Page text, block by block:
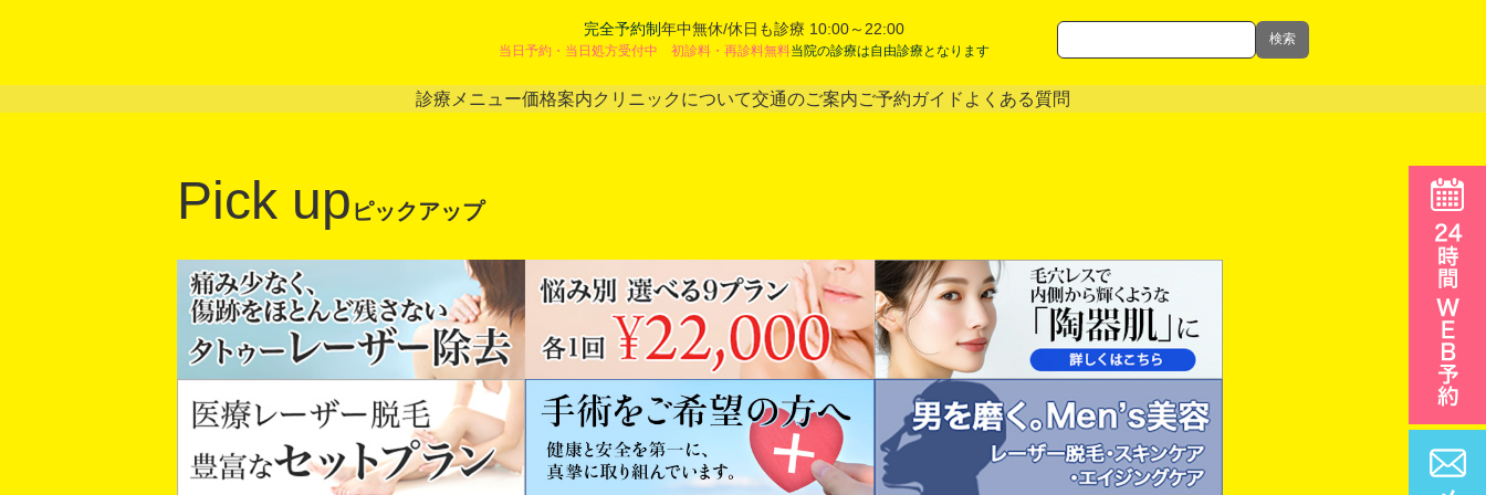
完全予約制年中無休/休日も診療 10:00～22:00
当日予約・当日処方受付中 初診料・再診料無料当院の診療は自由診療となります
検索
診療メニュー価格案内クリニックについて交通のご案内ご予約ガイド よくある質問
Pick up ピックアップ